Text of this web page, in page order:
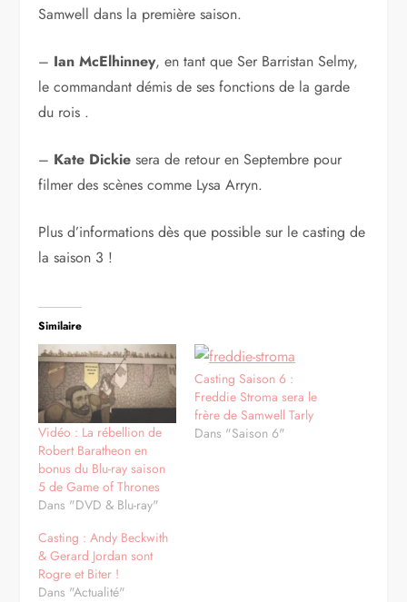
Samwell dans la première saison.
– Ian McElhinney, en tant que Ser Barristan Selmy,
le commandant démis de ses fonctions de la garde
du rois .
– Kate Dickie sera de retour en Septembre pour
filmer des scènes comme Lysa Arryn.
Plus d’informations dès que possible sur le casting de
la saison 3 !
Similaire
Vidéo : La rébellion de
Robert Baratheon en
bonus du Blu-ray saison
5 de Game of Thrones
Dans "DVD & Blu-ray"
Casting Saison 6 :
Freddie Stroma sera le
frère de Samwell Tarly
Dans "Saison 6"
Casting : Andy Beckwith
& Gerard Jordan sont
Rogre et Biter !
Dans "Actualité"